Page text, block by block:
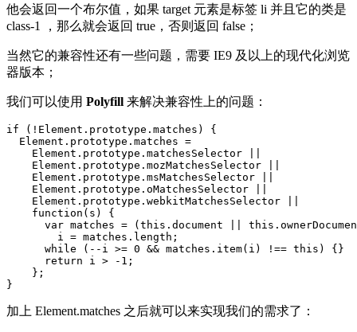
他会返回一个布尔值，如果 target 元素是标签 li 并且它的类是
class-1 ，那么就会返回 true，否则返回 false；
当然它的兼容性还有一些问题，需要 IE9 及以上的现代化浏览
器版本；
我们可以使用 Polyfill 来解决兼容性上的问题：
if ( ! Element . prototype . matches )
{
Element . prototype . matches =
Element . prototype . matchesSelector
Element . prototype . mozMatchesSelector
Element . prototype . msMatchesSelector
Element . prototype . oMatchesSelector
Element . prototype . webkitMatchesSelector
function ( s )
{
var matches = ( this . document this .
i = matches . length ;
while
( -- i >= 0 && matches . item( i ) !== this )
{}
return
i > - 1 ;
};
}
加上 Element.matches 之后就可以来实现我们的需求了：